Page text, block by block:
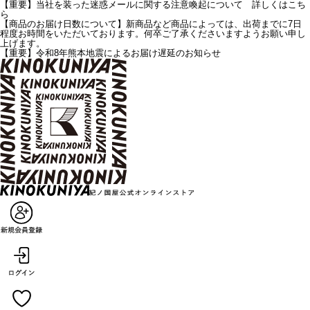
【重要】当社を装った迷惑メールに関する注意喚起について 詳しくはこち
ら
【商品のお届け日数について】新商品など商品によっては、出荷までに7日
程度お時間をいただいております。何卒ご了承くださいますようお願い申し
上げます。
【重要】令和8年熊本地震によるお届け遅延のお知らせ